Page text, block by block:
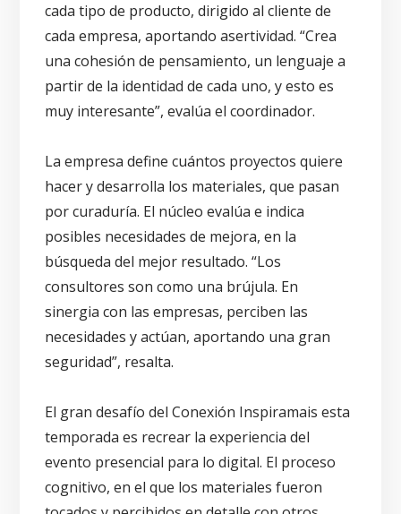
cada tipo de producto, dirigido al cliente de
cada empresa, aportando asertividad. “Crea
una cohesión de pensamiento, un lenguaje a
partir de la identidad de cada uno, y esto es
muy interesante”, evalúa el coordinador.
La empresa define cuántos proyectos quiere
hacer y desarrolla los materiales, que pasan
por curaduría. El núcleo evalúa e indica
posibles necesidades de mejora, en la
búsqueda del mejor resultado. “Los
consultores son como una brújula. En
sinergia con las empresas, perciben las
necesidades y actúan, aportando una gran
seguridad”, resalta.
El gran desafío del Conexión Inspiramais esta
temporada es recrear la experiencia del
evento presencial para lo digital. El proceso
cognitivo, en el que los materiales fueron